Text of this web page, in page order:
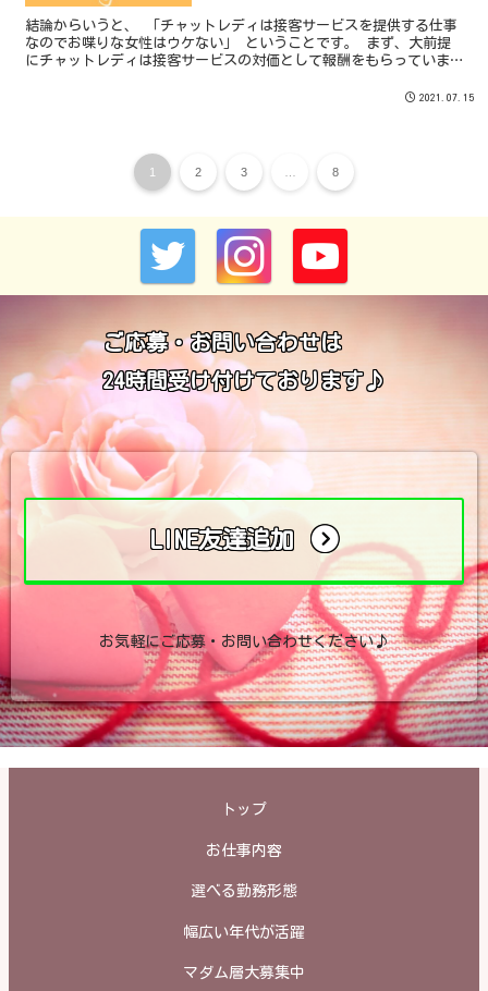
結論からいうと、 「チャットレディは接客サービスを提供する仕事
なのでお喋りな女性はウケない」 ということです。 まず、大前提
にチャットレディは接客サービスの対価として報酬をもらっていま
2021.07.15
1 2 3 8
ご応募・お問い合わせは
24時間受け付けております♪
LINE友達追加
お気軽にご応募・お問い合わせください♪
トップ
お仕事内容
選べる勤務形態
幅広い年代が活躍
マダム層大募集中